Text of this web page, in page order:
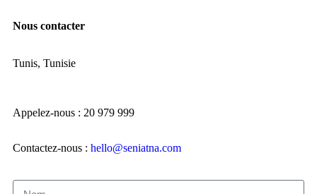
Nous contacter
Tunis, Tunisie
Appelez-nous : 20 979 999
Contactez-nous : hello@seniatna.com